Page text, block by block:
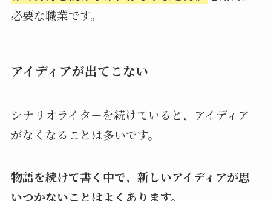
必要な職業です。
アイディアが出てこない
シナリオライターを続けていると、アイディア
がなくなることは多いです。
物語を続けて書く中で、新しいアイディアが思
いつかないことはよくあります。